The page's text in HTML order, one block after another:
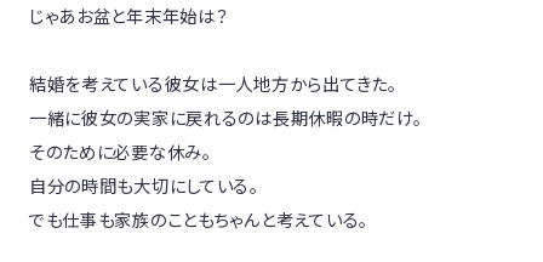
じゃあお盆と年末年始は？
結婚を考えている彼女は一人地方から出てきた。
一緒に彼女の実家に戻れるのは長期休暇の時だけ。
そのために必要な休み。
自分の時間も大切にしている。
でも仕事も家族のこともちゃんと考えている。